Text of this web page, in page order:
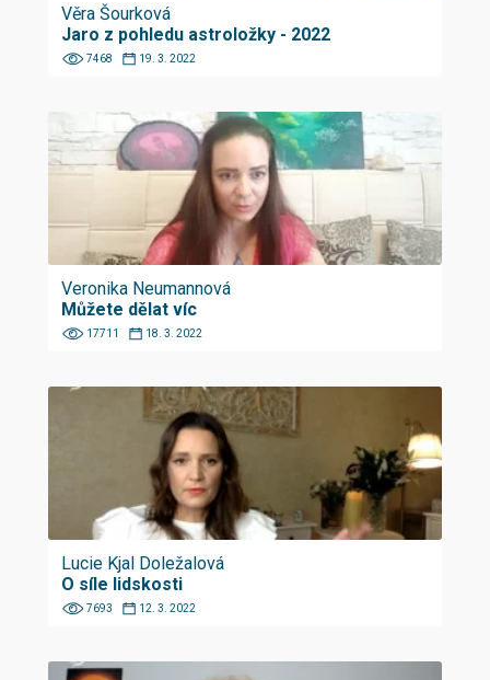
Věra Šourková
Jaro z pohledu astroložky - 2022
7468 19. 3. 2022
Veronika Neumannová
Můžete dělat víc
17711 18. 3. 2022
Lucie Kjal Doležalová
O síle lidskosti
7693 12. 3. 2022